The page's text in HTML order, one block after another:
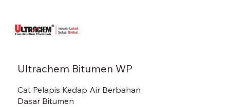
Ultrachem Bitumen WP
Cat Pelapis Kedap Air Berbahan
Dasar Bitumen